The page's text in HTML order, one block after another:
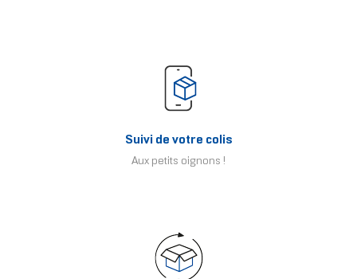
Suivi de votre colis
Aux petits oignons !